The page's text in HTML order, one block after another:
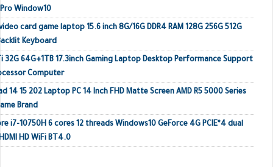
Pro Window10
card game laptop 15.6 inch 8G/16G DDR4 RAM 128G 256G 512G
Keyboard
32G 64G+1TB 17.3inch Gaming Laptop Desktop Performance Support
Computer
14 15 202 Laptop PC 14 Inch FHD Matte Screen AMD R5 5000 Series
Brand
i7-10750H 6 cores 12 threads Windows10 GeForce 4G PCIE*4 dual
HD WiFi BT4.0